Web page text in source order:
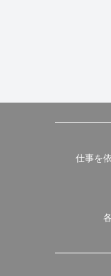
仕事を